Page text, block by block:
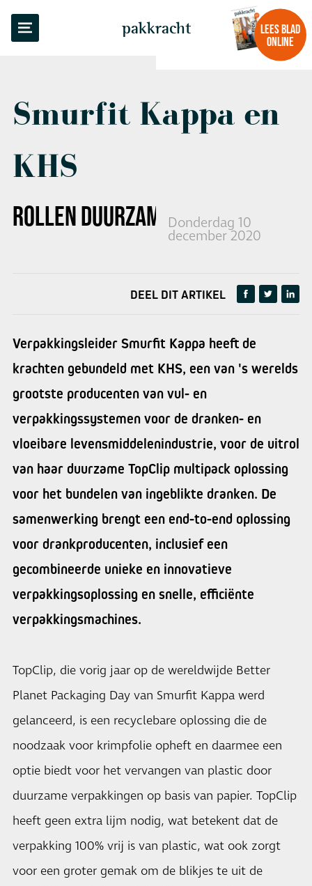
pakkracht
LEES BLAD
ONLINE
Smurfit Kappa en
KHS
ROLLEN DUURZAMETOPCLIPUIT
Donderdag 10
december 2020
TERUG NAAR OVERZICHT
DEEL DIT ARTIKEL
Verpakkingsleider Smurfit Kappa heeft de
krachten gebundeld met KHS, een van 's werelds
grootste producenten van vul- en
verpakkingssystemen voor de dranken- en
vloeibare levensmiddelenindustrie, voor de uitrol
van haar duurzame TopClip multipack oplossing
voor het bundelen van ingeblikte dranken. De
samenwerking brengt een end-to-end oplossing
voor drankproducenten, inclusief een
gecombineerde unieke en innovatieve
verpakkingsoplossing en snelle, efficiënte
verpakkingsmachines.
TopClip, die vorig jaar op de wereldwijde Better
Planet Packaging Day van Smurfit Kappa werd
gelanceerd, is een recyclebare oplossing die de
noodzaak voor krimpfolie opheft en daarmee een
optie biedt voor het vervangen van plastic door
duurzame verpakkingen op basis van papier. TopClip
heeft geen extra lijm nodig, wat betekent dat de
verpakking 100% vrij is van plastic, wat ook zorgt
voor een groter gemak om de blikjes te uit de